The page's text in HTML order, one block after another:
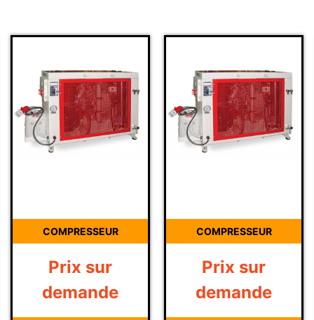
COMPRESSEUR
Prix sur
demande
COMPRESSEUR
Prix sur
demande